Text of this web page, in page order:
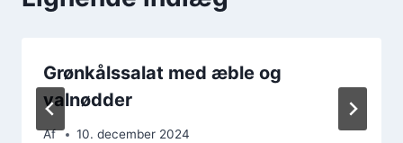
Grønkålssalat med æble og
valnødder
Af 10. december 2024